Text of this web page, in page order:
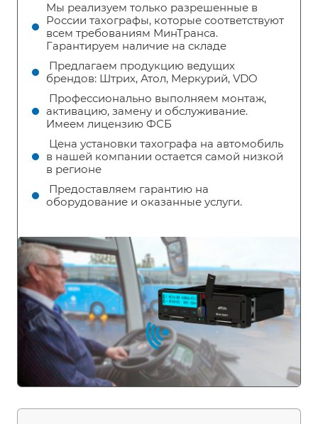
Мы реализуем только разрешенные в
России тахографы, которые соответствуют
всем требованиям МинТранса.
Гарантируем наличие на складе
Предлагаем продукцию ведущих
брендов: Штрих, Атол, Меркурий, VDO
Профессионально выполняем монтаж,
активацию, замену и обслуживание.
Имеем лицензию ФСБ
Цена установки тахографа на автомобиль
в нашей компании остается самой низкой
в регионе
Предоставляем гарантию на
оборудование и оказанные услуги.